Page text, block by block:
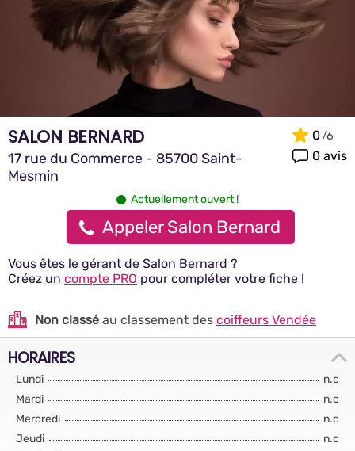
SALON BERNARD
17 rue du Commerce - 85700 Saint-
Mesmin
0
0 avis
Actuellement ouvert !
Appeler Salon Bernard
Vous êtes le gérant de Salon Bernard ?
Créez un compte PRO pour compléter votre fiche !
Non classé au classement des coiffeurs Vendée
HORAIRES
Lundi
n.c
Mardi
n.c
Mercredi
n.c
Jeudi
n.c